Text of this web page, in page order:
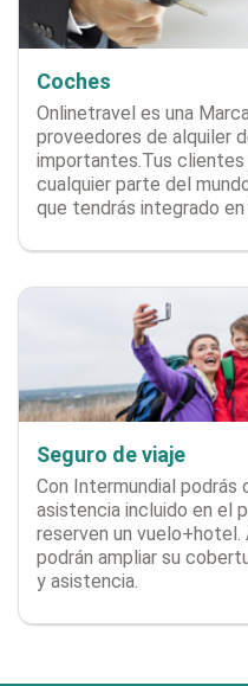
Coches
Onlinetravel es una
proveedores de alquiler
importantes.Tus clientes
cualquier parte del
que tendrás integrado
Seguro de viaje
Con Intermundial podrás
asistencia incluido en el
reserven un
podrán ampliar su
y asistencia.